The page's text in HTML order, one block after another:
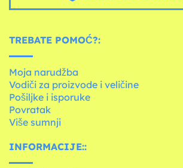
TREBATE POMOĆ?:
Moja narudžba
Vodiči za proizvode i veličine
Pošiljke i isporuke
Povratak
Više sumnji
INFORMACIJE::